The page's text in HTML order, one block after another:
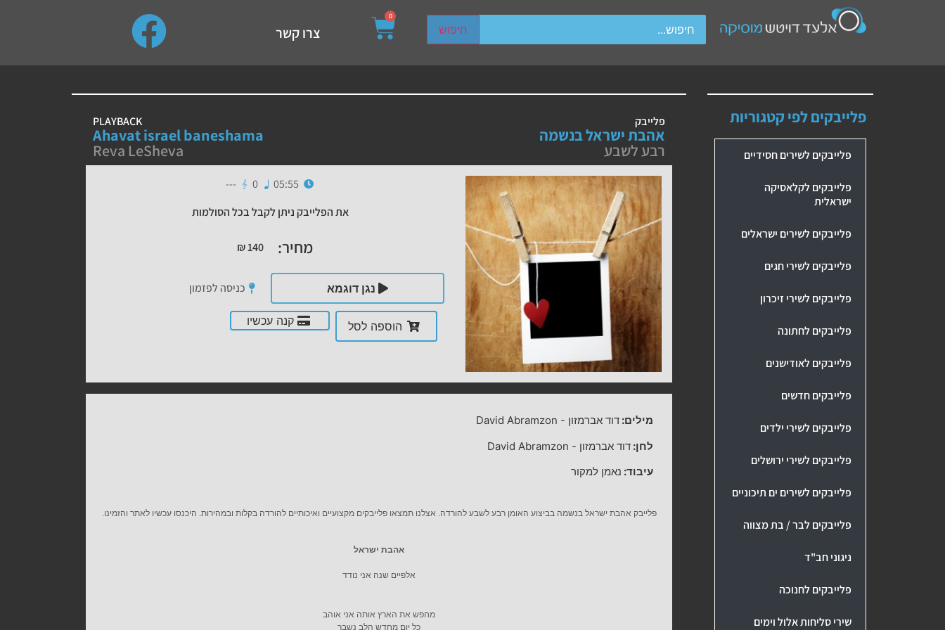
חיפוש
up and down arrows to review and enter to go to the desired page. Touch device users, explore by touch or with swipe gestures.
0
צרו קשר
פלייבקים לפי קטגוריות
פלייבקים לשירים חסידיים
פלייבקים לקלאסיקה
ישראלית
פלייבקים לשירים ישראלים
פלייבקים לשירי חגים
פלייבקים לשירי זיכרון
פלייבקים לחתונה
פלייבקים לאודישנים
פלייבקים חדשים
פלייבקים לשירי ילדים
פלייבקים לשירי ירושלים
פלייבקים לשירים ים תיכוניים
פלייבקים לבר / בת מצווה
ניגוני חב"ד
פלייבקים לחנוכה
שירי סליחות אלול וימים
פלייבק
אהבת ישראל בנשמה
רבע לשבע
PLAYBACK
Ahavat israel baneshama
Reva LeSheva
05:55
0
---
את הפלייבק ניתן לקבל בכל הסולמות
מחיר: ₪140
נגן דוגמא כניסה לפזמון
הוספה לסל קנה עכשיו
מילים: דוד אברמזון -
David Abramzon
לחן: דוד אברמזון -
David Abramzon
עיבוד: נאמן למקור
פלייבק אהבת ישראל בנשמה בביצוע האומן רבע לשבע להורדה. אצלנו תמצאו פלייבקים מקצועיים ואיכותיים להורדה בקלות ובמהירות. היכנסו עכשיו לאתר והזמינו.
אהבת ישראל
אלפיים שנה אני נודד
מחפש את הארץ אותה אני אוהב
כל יום מחדש הלב נשבר